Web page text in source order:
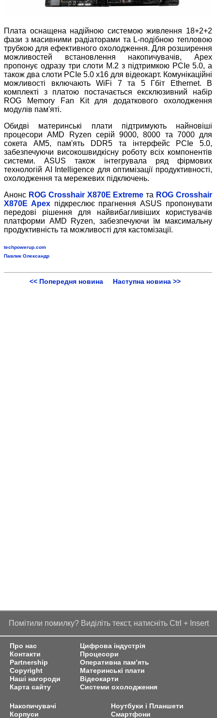
Плата оснащена надійною системою живлення 18+2+2
фази з масивними радіаторами та L-подібною тепловою
трубкою для ефективного охолодження. Для розширення
можливостей встановлення накопичувачів, Apex
пропонує одразу три слоти M.2 з підтримкою PCIe 5.0, а
також два слоти PCIe 5.0 x16 для відеокарт. Комунікаційні
можливості включають WiFi 7 та 5 Гбіт Ethernet. В
комплекті з платою постачається ексклюзивний набір
ROG Memory Fan Kit для додаткового охолодження
модулів пам'яті.
Обидві материнські плати підтримують найновіші
процесори AMD Ryzen серій 9000, 8000 та 7000 для
сокета AM5, пам'ять DDR5 та інтерфейс PCIe 5.0,
забезпечуючи високошвидкісну роботу всіх компонентів
системи. ASUS також інтегрувала ряд фірмових
технологій AI Intelligence для оптимізації продуктивності,
охолодження та мережевих підключень.
Анонс ROG Crosshair X870E Extreme та ROG Crosshair
X870E Apexпідкреслює прагнення ASUS пропонувати
передові рішення для найвибагливіших користувачів
платформи AMD Ryzen, забезпечуючи їм максимальну
продуктивність та можливості для кастомізації.
techpowerup.com
Павлик Олександр
<< Попередня новина Наступна новина >>
Помітили помилку? Виділіть текст, натисніть Ctrl + Insert
Про нас
Контакти
Partnership
Copyright
Наші нагороди
Карта сайту
Цифрова індустрія
Процесори
Оперативна пам’ять
Материнські плати
Відеокарти
Системи охолодження
Накопичувачі
Корпуси
Ноутбуки і Планшети
Смартфони